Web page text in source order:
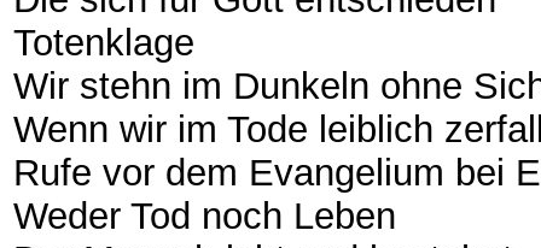
Totenklage
Wir stehn im Dunkeln ohne
Wenn wir im Tode leiblich
Rufe vor dem Evangelium bei
Weder Tod noch Leben